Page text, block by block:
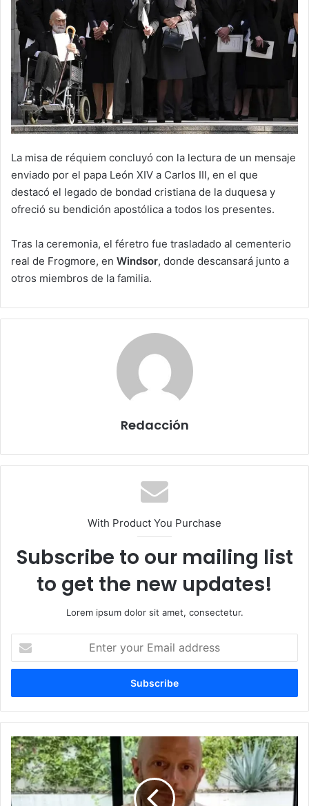
La misa de réquiem concluyó con la lectura de un mensaje
enviado por el papa León XIV a Carlos III, en el que
destacó el legado de bondad cristiana de la duquesa y
ofreció su bendición apostólica a todos los presentes.
Tras la ceremonia, el féretro fue trasladado al cementerio
real de Frogmore, en Windsor, donde descansará junto a
otros miembros de la familia.
Redacción
With Product You Purchase
Subscribe to our mailing list
to get the new updates!
Lorem ipsum dolor sit amet, consectetur.
t
r
y
u
r
E
m
a
"
H
a
y
g